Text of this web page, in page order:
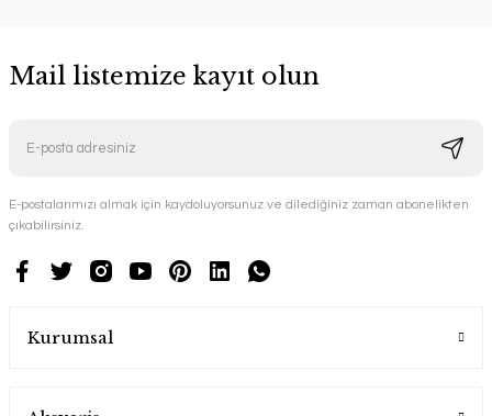
Mail listemize kayıt olun
E-postalarımızı almak için kaydoluyorsunuz ve dilediğiniz zaman abonelikten
çıkabilirsiniz.
Kurumsal